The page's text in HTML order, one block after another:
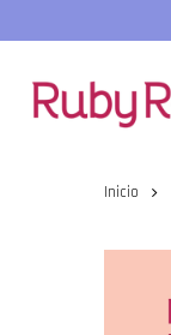
contenido
Inicio